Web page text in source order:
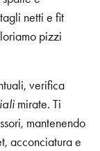
netti e fit
pizzi
verifica
mirate. Ti
mantenendo
acconciatura e